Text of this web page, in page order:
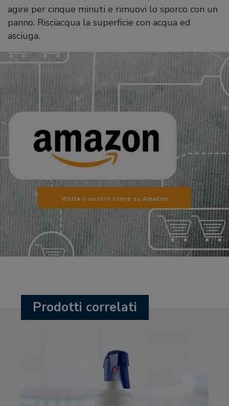
agire per cinque minuti e rimuovi lo sporco con un
panno. Risciacqua la superficie con acqua ed
asciuga.
Visita il nostro store su Amazon
Prodotti correlati